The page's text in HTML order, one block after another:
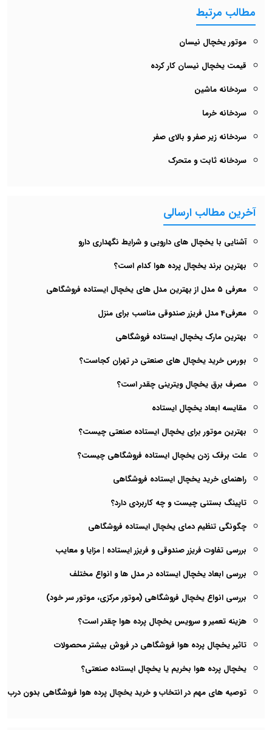
مطالب مرتبط
موتور یخچال نیسان
قیمت یخچال نیسان کار کرده
سردخانه ماشین
سردخانه خرما
سردخانه زیر صفر و بالای صفر
سردخانه ثابت و متحرک
آخرین مطالب ارسالی
آشنایی با یخچال های دارویی و شرایط نگهداری دارو
بهترین برند یخچال پرده هوا کدام است؟
معرفی ۵ مدل از بهترین مدل های یخچال‌ ایستاده فروشگاهی
معرفی4 مدل فریزر صندوقی مناسب برای منزل
بهترین مارک یخچال ایستاده فروشگاهی
بورس خرید یخچال های صنعتی در تهران کجاست؟
مصرف برق یخچال ویترینی چقدر است؟
مقایسه ابعاد یخچال ایستاده
بهترین موتور برای یخچال ایستاده صنعتی چیست؟
علت برفک زدن یخچال ایستاده فروشگاهی چیست؟
راهنمای خرید یخچال ایستاده فروشگاهی
تاپینگ بستنی چیست و چه کاربردی دارد؟
چگونگی تنظیم دمای یخچال ایستاده فروشگاهی
بررسی تفاوت فریزر صندوقی و فریزر ایستاده | مزایا و معایب
بررسی ابعاد یخچال ایستاده در مدل ها و انواع مختلف
بررسی انواع یخچال فروشگاهی (موتور مرکزی، موتور سر خود)
هزینه تعمیر و سرویس یخچال پرده هوا چقدر است؟
تاثیر یخچال پرده هوا فروشگاهی در فروش بیشتر محصولات
یخچال پرده هوا بخریم یا یخچال ایستاده صنعتی؟
توصیه های مهم در انتخاب و خرید یخچال پرده هوا فروشگاهی بدون درب